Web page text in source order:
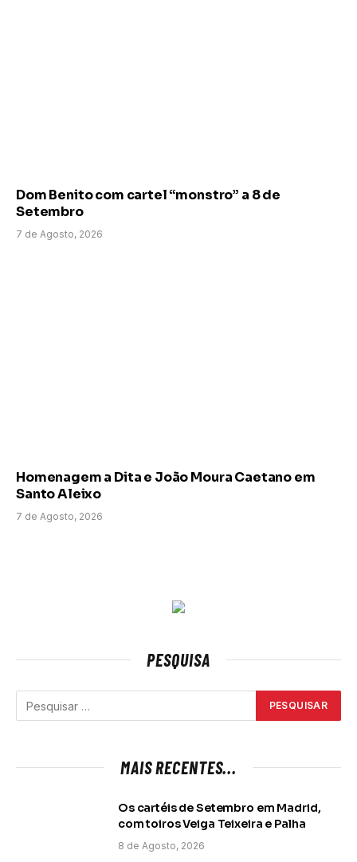
Dom Benito com cartel “monstro” a 8 de
Setembro
7 de Agosto, 2026
Homenagem a Dita e João Moura Caetano em
Santo Aleixo
7 de Agosto, 2026
PESQUISA
MAIS RECENTES...
Os cartéis de Setembro em Madrid,
com toiros Veiga Teixeira e Palha
8 de Agosto, 2026